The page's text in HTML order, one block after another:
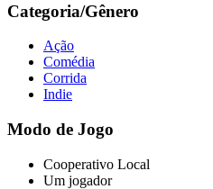
Categoria/Gênero
Ação
Comédia
Corrida
Indie
Modo de Jogo
Cooperativo Local
Um jogador